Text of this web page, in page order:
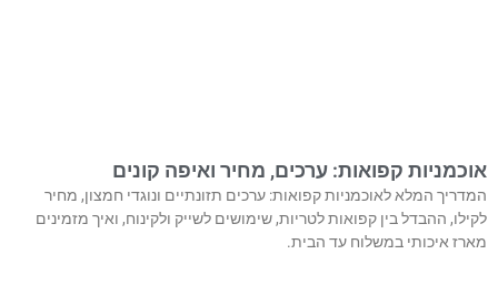
אוכמניות קפואות: ערכים, מחיר ואיפה קונים
המדריך המלא לאוכמניות קפואות: ערכים תזונתיים ונוגדי חמצון, מחיר
לקילו, ההבדל בין קפואות לטריות, שימושים לשייק ולקינוח, ואיך מזמינים
מארז איכותי במשלוח עד הבית.